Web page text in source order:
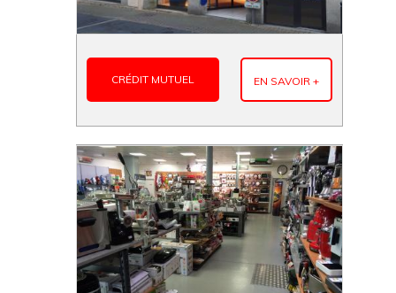
CRÉDIT MUTUEL EN SAVOIR +